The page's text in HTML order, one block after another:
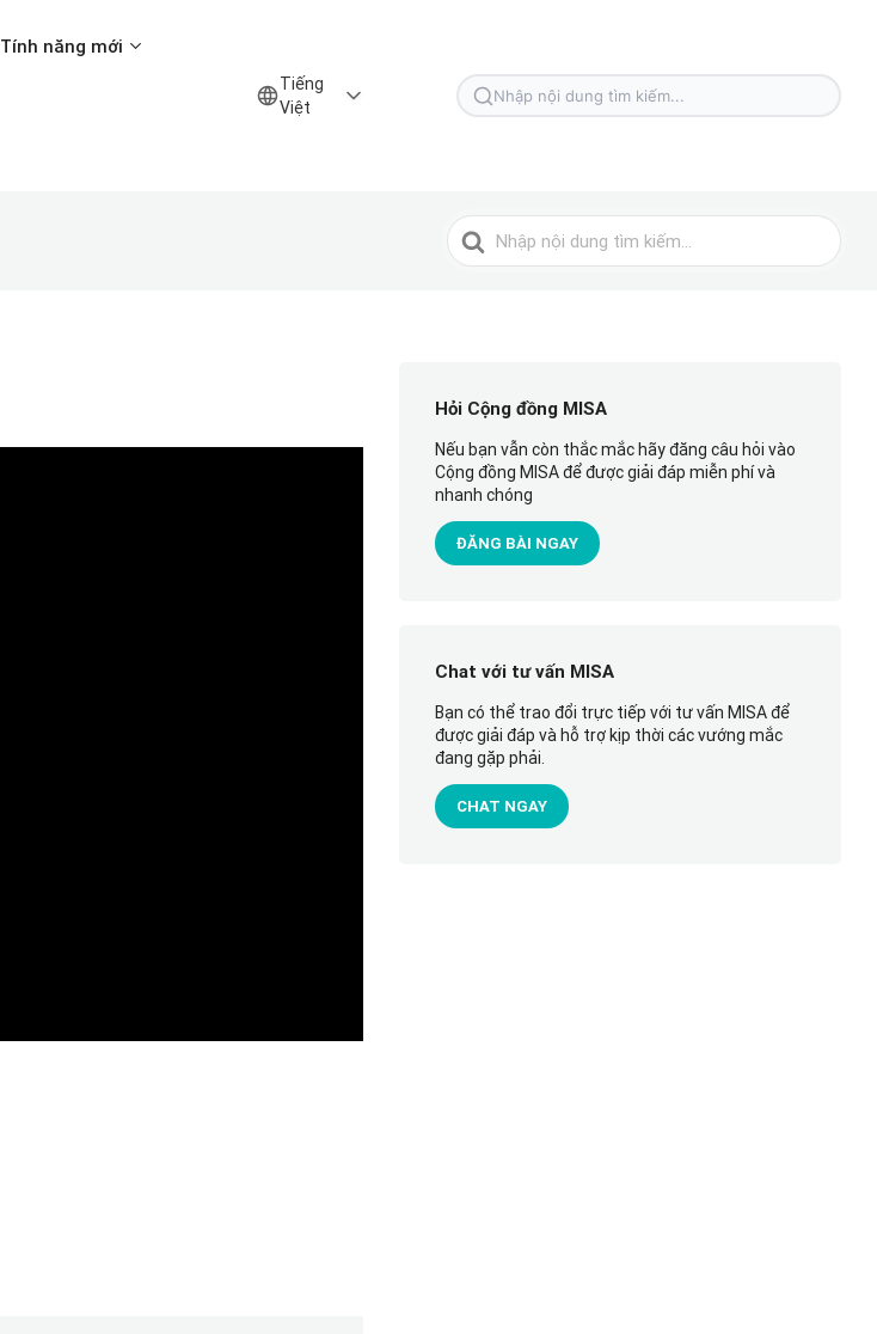
Tính năng mới
Tiếng
Việt
Tìm
Tìm
kiếm
Hỏi Cộng đồng MISA
Nếu bạn vẫn còn thắc mắc hãy đăng câu hỏi vào
Cộng đồng MISA để được giải đáp miễn phí và
nhanh chóng
ĐĂNG BÀI NGAY
Chat với tư vấn MISA
Bạn có thể trao đổi trực tiếp với tư vấn MISA để
được giải đáp và hỗ trợ kịp thời các vướng mắc
đang gặp phải.
CHAT NGAY